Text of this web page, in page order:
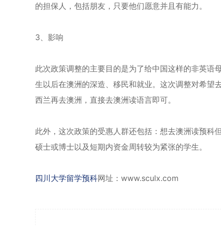
的担保人，包括朋友，只要他们愿意并且有能力。
3、影响
此次政策调整的主要目的是为了给中国这样的非英语
生以后在澳洲的深造、移民和就业。这次调整对希望
西兰再去澳洲，直接去澳洲读语言即可。
此外，这次政策的受惠人群还包括：想去澳洲读预科
硕士或博士以及短期内资金周转较为紧张的学生。
四川大学留学预科网址：www.sculx.com